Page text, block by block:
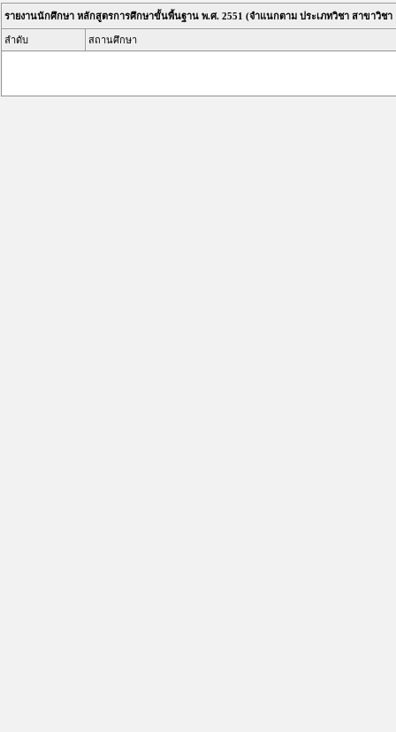
รายงานนักศึกษา หลักสูตรการศึกษาขั้นพื้นฐาน พ.ศ. 2551 (จำแนกตาม ประเภทวิชา สาขาวิช
ลำดับ สถานศึกษา